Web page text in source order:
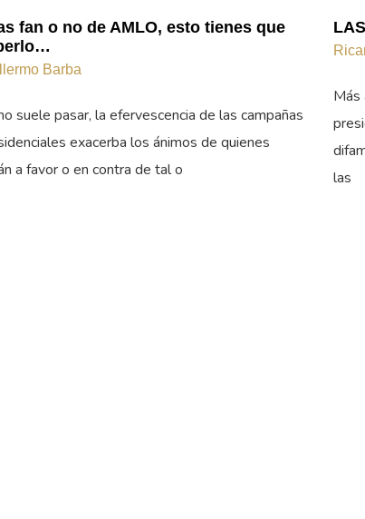
fan o no de AMLO, esto tienes que
Barba
suele pasar, la efervescencia de las campañas
exacerba los ánimos de quienes
a favor o en contra de tal o
Más
las